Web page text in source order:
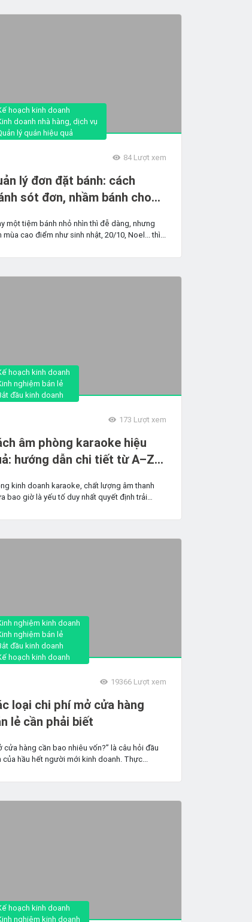
hoạch kinh doanh
doanh nhà hàng, dịch vụ
lý quán hiệu quả
84Lượt xem
lý đơn đặt bánh: cách
sót đơn, nhầm bánh cho
một tiệm bánh nhỏ nhìn thì đễ dàng, nhưng
mùa cao điểm như sinh nhật, 20/10, Noel... thì...
hoạch kinh doanh
nghiệm bán lẻ
đầu kinh doanh
173 Lượt xem
âm phòng karaoke hiệu
hướng dẫn chi tiết từ A–Z
kinh doanh karaoke, chất lượng âm thanh
bao giờ là yếu tố duy nhất quyết định trải
nghiệm kinh doanh
nghiệm bán lẻ
đầu kinh doanh
hoạch kinh doanh
19366Lượt xem
loại chi phí mở cửa hàng
lẻ cần phải biết
cửa hàng cần bao nhiêu vốn?” là câu hỏi đầu
của hầu hết người mới kinh doanh. Thực...
hoạch kinh doanh
nghiệm kinh doanh